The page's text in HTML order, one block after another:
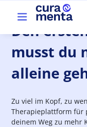
Direkt zum Inhalt
Top menu
Den
musst du
alleine
Zu viel im Kopf, zu
Therapieplattform für
deinem Weg zu mehr